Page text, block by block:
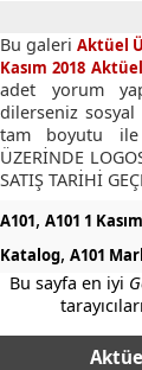
Bu galeriAktüel
Kasım 2018
adet yorum
dilerseniz
tam boyutu ile
ÜZERİNDE
SATIŞ TARİHİ
A101, A101 1 Kasım
Katalog, A101
Bu sayfa en iyi